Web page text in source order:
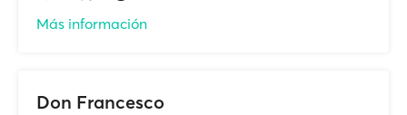
Más información
Don Francesco